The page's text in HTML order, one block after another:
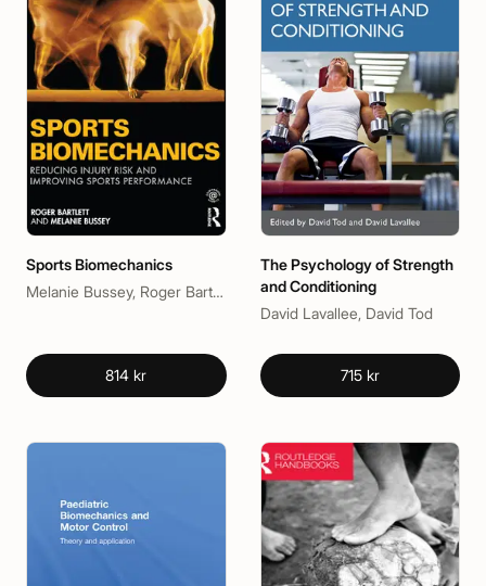
Sports Biomechanics
Melanie Bussey, Roger Bartlett
814 kr
The Psychology of Strength
and Conditioning
David Lavallee, David Tod
715 kr